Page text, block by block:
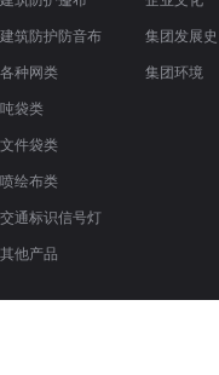
建筑防护防音布
各种网类
吨袋类
文件袋类
喷绘布类
交通标识信号灯
其他产品
集团发展史
集团环境